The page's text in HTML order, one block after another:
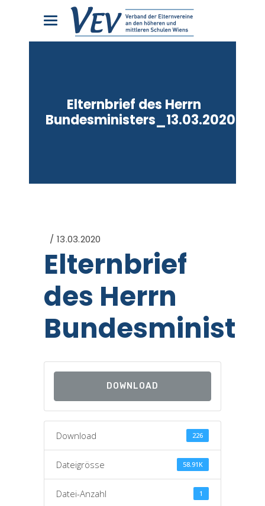
Elternbrief des Herrn
Bundesministers_13.03.2020
13.03.2020
Elternbrief
des Herrn
DOWNLOAD
Download 226
Dateigrösse 58.91K
Datei-Anzahl 1